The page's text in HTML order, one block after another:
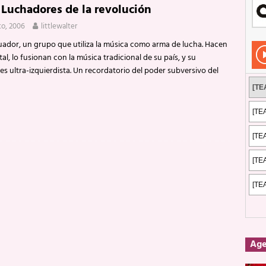
Rockeros certificados
ENTREVISTAS
2 de mayo de 2026 en Fuengirola
Su ‘aullido’ retumbó ferozmente en Fuengirola.
REPORTAJES
La historia de Nintendo Vol. 2 PUBLICACIONES
de la revolución
2006 littlewalter
un grupo que utiliza la música como arma de lucha. Hacen
lo fusionan con la música tradicional de su país, y su
ultra-izquierdista. Un recordatorio del poder subversivo del